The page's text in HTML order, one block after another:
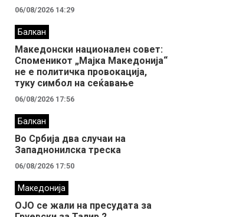
06/08/2026 14:29
Балкан
Македонски национален совет:
Споменикот „Мајка Македонија“
не е политичка провокација,
туку симбол на сеќавање
06/08/2026 17:56
Балкан
Во Србија два случaи на
Западнонилска треска
06/08/2026 17:50
Македонија
ОЈО се жали на пресудата за